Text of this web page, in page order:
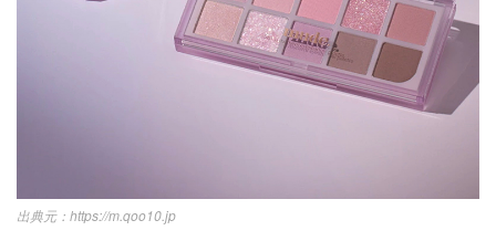
https://m.qoo10.jp